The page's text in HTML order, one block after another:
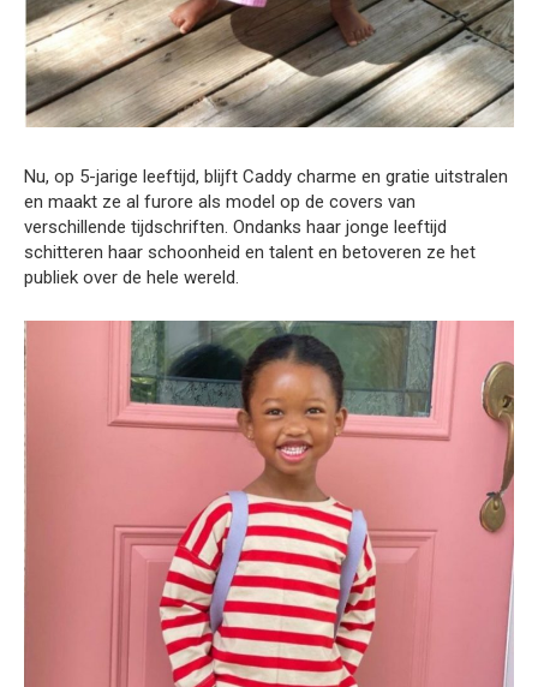
Nu, op 5-jarige leeftijd, blijft Caddy charme en gratie uitstralen
en maakt ze al furore als model op de covers van
verschillende tijdschriften. Ondanks haar jonge leeftijd
schitteren haar schoonheid en talent en betoveren ze het
publiek over de hele wereld.